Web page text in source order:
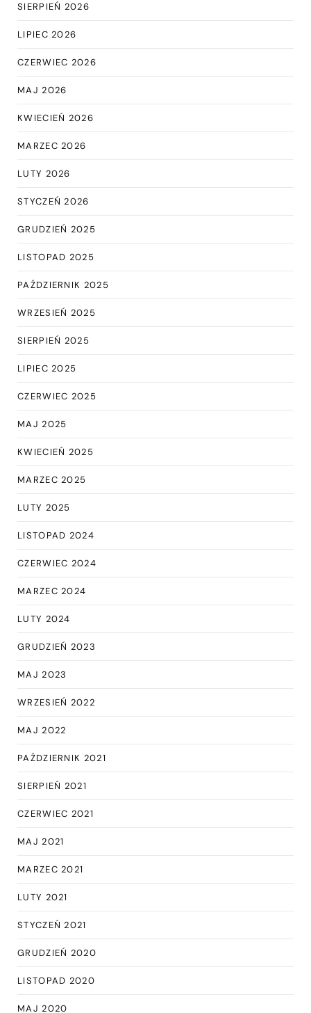
SIERPIEŃ 2026
LIPIEC 2026
CZERWIEC 2026
MAJ 2026
KWIECIEŃ 2026
MARZEC 2026
LUTY 2026
STYCZEŃ 2026
GRUDZIEŃ 2025
LISTOPAD 2025
PAŹDZIERNIK 2025
WRZESIEŃ 2025
SIERPIEŃ 2025
LIPIEC 2025
CZERWIEC 2025
MAJ 2025
KWIECIEŃ 2025
MARZEC 2025
LUTY 2025
LISTOPAD 2024
CZERWIEC 2024
MARZEC 2024
LUTY 2024
GRUDZIEŃ 2023
MAJ 2023
WRZESIEŃ 2022
MAJ 2022
PAŹDZIERNIK 2021
SIERPIEŃ 2021
CZERWIEC 2021
MAJ 2021
MARZEC 2021
LUTY 2021
STYCZEŃ 2021
GRUDZIEŃ 2020
LISTOPAD 2020
MAJ 2020